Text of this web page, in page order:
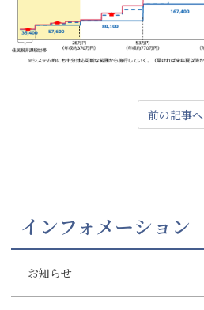
前の記事へ
インフォメーション
お知らせ